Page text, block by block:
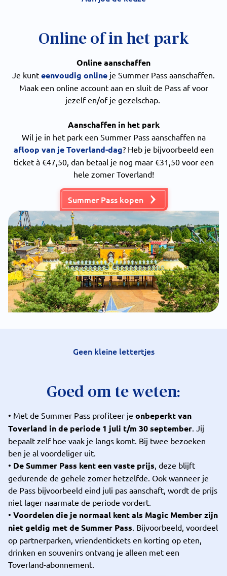
Online of in het park
Online aanschaffen
Je kunt eenvoudig online je Summer Pass aanschaffen.
Maak een online account aan en sluit de Pass af voor
jezelf en/of je gezelschap.
Aanschaffen in het park
Wil je in het park een Summer Pass aanschaffen na
afloop van je Toverland-dag? Heb je bijvoorbeeld een
ticket à €47,50, dan betaal je nog maar €31,50 voor een
hele zomer Toverland!
Summer Pass kopen
Geen kleine lettertjes
Goed om te weten:
• Met de Summer Pass profiteer je onbeperkt van
Toverland in de periode 1 juli t/m 30 september. Jij
bepaalt zelf hoe vaak je langs komt. Bij twee bezoeken
ben je al voordeliger uit.
• De Summer Pass kent een vaste prijs, deze blijft
gedurende de gehele zomer hetzelfde. Ook wanneer je
de Pass bijvoorbeeld eind juli pas aanschaft, wordt de prijs
niet lager naarmate de periode vordert.
• Voordelen die je normaal kent als Magic Member zijn
niet geldig met de Summer Pass. Bijvoorbeeld, voordeel
op partnerparken, vriendentickets en korting op eten,
drinken en souvenirs ontvang je alleen met een
Toverland-abonnement.